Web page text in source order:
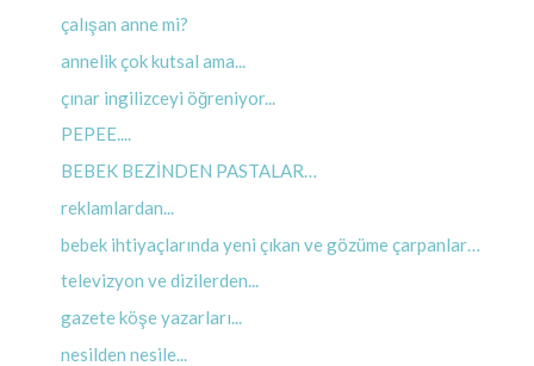
çalışan anne mi?
annelik çok kutsal ama...
çınar ingilizceyi öğreniyor...
PEPEE....
BEBEK BEZİNDEN PASTALAR…
reklamlardan...
bebek ihtiyaçlarında yeni çıkan ve gözüme çarpanlar…
televizyon ve dizilerden...
gazete köşe yazarları...
nesilden nesile...